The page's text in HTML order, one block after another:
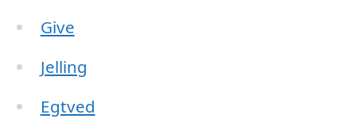
Give
Jelling
Egtved